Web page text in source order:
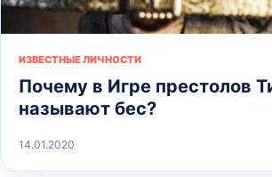
ИЗВЕСТНЫЕ ЛИЧНОСТИ
Почему в Игре престолов
называют бес?
14.01.2020